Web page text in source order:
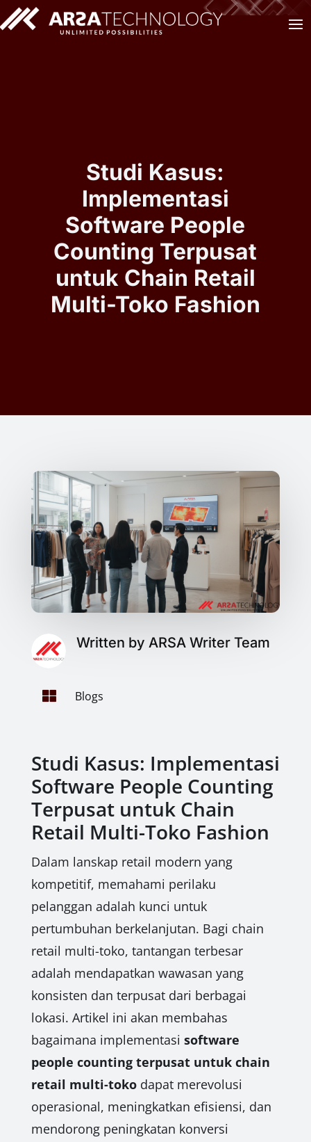
Studi Kasus:
Implementasi
Software People
Counting Terpusat
untuk Chain Retail
Multi-Toko Fashion
Written by ARSA Writer Team
 Blogs
Studi Kasus: Implementasi
Software People Counting
Terpusat untuk Chain
Retail Multi-Toko Fashion
Dalam lanskap retail modern yang
kompetitif, memahami perilaku
pelanggan adalah kunci untuk
pertumbuhan berkelanjutan. Bagi chain
retail multi-toko, tantangan terbesar
adalah mendapatkan wawasan yang
konsisten dan terpusat dari berbagai
lokasi. Artikel ini akan membahas
bagaimana implementasi software
people counting terpusat untuk chain
retail multi-tokodapat merevolusi
operasional, meningkatkan efisiensi, dan
mendorong peningkatan konversi